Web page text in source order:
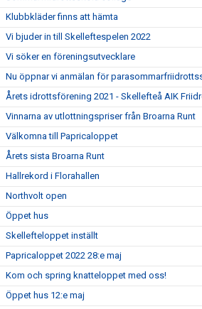
Klubbkläder finns att hämta
Vi bjuder in till Skelleftespelen 2022
Vi söker en föreningsutvecklare
Nu öppnar vi anmälan för
Årets idrottsförening 2021 - Skellefteå AIK
Vinnarna av utlottningspriser från Broarna Runt
Välkomna till Papricaloppet
Årets sista Broarna Runt
Hallrekord i Florahallen
Northvolt open
Öppet hus
Skellefteloppet inställt
Papricaloppet 2022 28:e maj
Kom och spring knatteloppet med oss!
Öppet hus 12:e maj